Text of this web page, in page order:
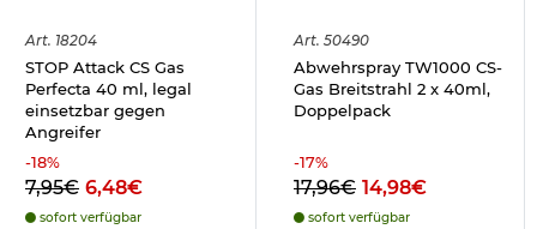
Art. 18204
STOP Attack CS Gas
Perfecta 40 ml, legal
einsetzbar gegen
Angreifer
-18%
7,95€ 6,48€
sofort verfügbar
Art. 50490
Abwehrspray TW1000 CS-
Gas Breitstrahl 2 x 40ml,
Doppelpack
-17%
17,96€ 14,98€
sofort verfügbar